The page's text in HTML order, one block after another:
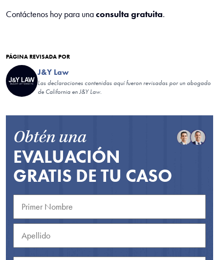
Contáctenos hoy para unaconsulta gratuita.
PÁGINA REVISADA POR
J&Y Law
Las declaraciones contenidas aquí fueron revisadas por un abogado
de California en J&Y Law.
Obtén una
EVALUACIÓN
GRATIS DE TU CASO